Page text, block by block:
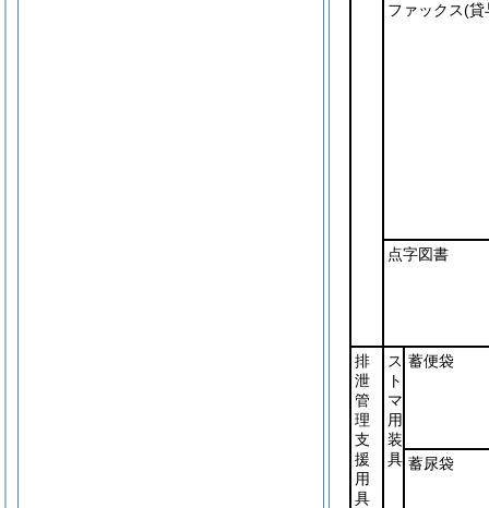
ファックス(貸
点字図書
排
泄
管
理
支
援
用
具
ス
ト
マ
用
装
具
蓄便袋
蓄尿袋